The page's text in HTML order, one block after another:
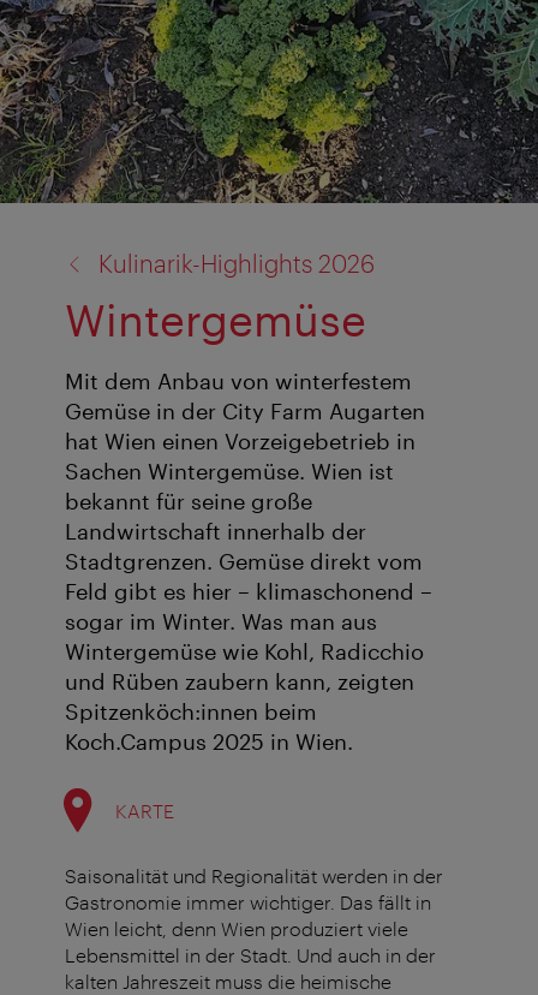
Kulinarik-Highlights 2026
Wintergemüse
Mit dem Anbau von winterfestem
Gemüse in der City Farm Augarten
hat Wien einen Vorzeigebetrieb in
Sachen Wintergemüse. Wien ist
bekannt für seine große
Landwirtschaft innerhalb der
Stadtgrenzen. Gemüse direkt vom
Feld gibt es hier – klimaschonend –
sogar im Winter. Was man aus
Wintergemüse wie Kohl, Radicchio
und Rüben zaubern kann, zeigten
Spitzenköch:innen beim
Koch.Campus 2025 in Wien.
KARTE
Saisonalität und Regionalität werden in der
Gastronomie immer wichtiger. Das fällt in
Wien leicht, denn Wien produziert viele
Lebensmittel in der Stadt. Und auch in der
kalten Jahreszeit muss die heimische